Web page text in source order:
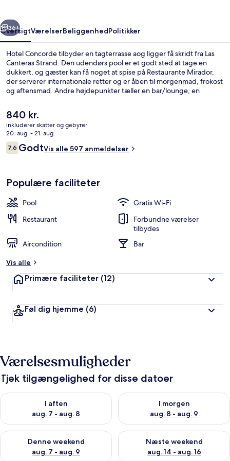
Næste
36+
OversigtVærelserBeliggenhedPolitikker
Hotel Concorde tilbyder en tagterrasse aog ligger få skridt fra Las
Canteras Strand. Den udendørs pool er et godt sted at tage en
dukkert, og gæster kan få noget at spise på Restaurante Mirador,
der serverer internationale retter og er åben til morgenmad, frokost
og aftensmad. Andre højdepunkter tæller en bar/lounge, en
generelle forhold.
Den
nuværende
pris
er
840 kr.
840 kr.
inkluderer skatter og gebyrer
20. aug. - 21. aug.
Anmeldelser
7,67,6 ud af 10.
GodtVis alle 597 anmeldelser
Populære faciliteter
Pool
Gratis Wi-Fi
Restaurant
Forbundne værelser
tilbydes
Aircondition
Bar
Vis alle
Primære faciliteter (12)
Føl dig hjemme (6)
Værelsesmuligheder
Tjek tilgængelighed for disse datoer
I aften
aug. 7 - aug. 8
Tjek tilgængelighed for i aften aug. 7 - aug. 8
I morgen
aug. 8 - aug. 9
Tjek tilgængelighed for i
Denne weekend
aug. 7 - aug. 9
Tjek tilgængelighed for denne weekend aug. 7 - aug. 9
Næste weekend
aug. 14 - aug. 16
Tjek tilgængelighed for næste